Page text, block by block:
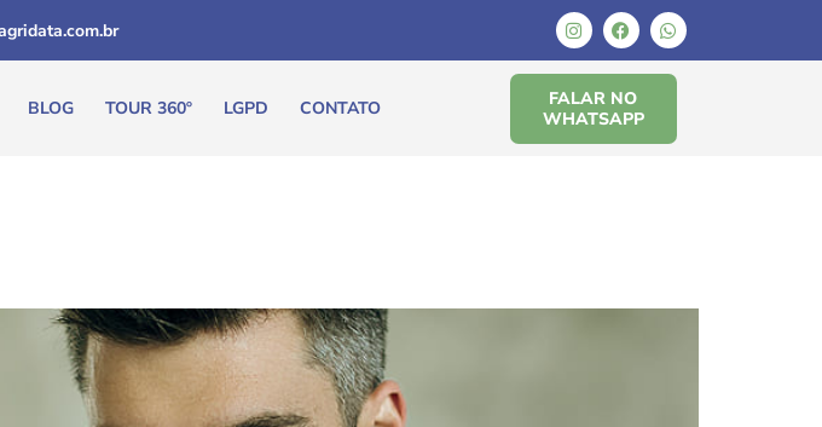
BLOG TOUR 360º LGPD CONTATO
FALAR NO
WHATSAPP